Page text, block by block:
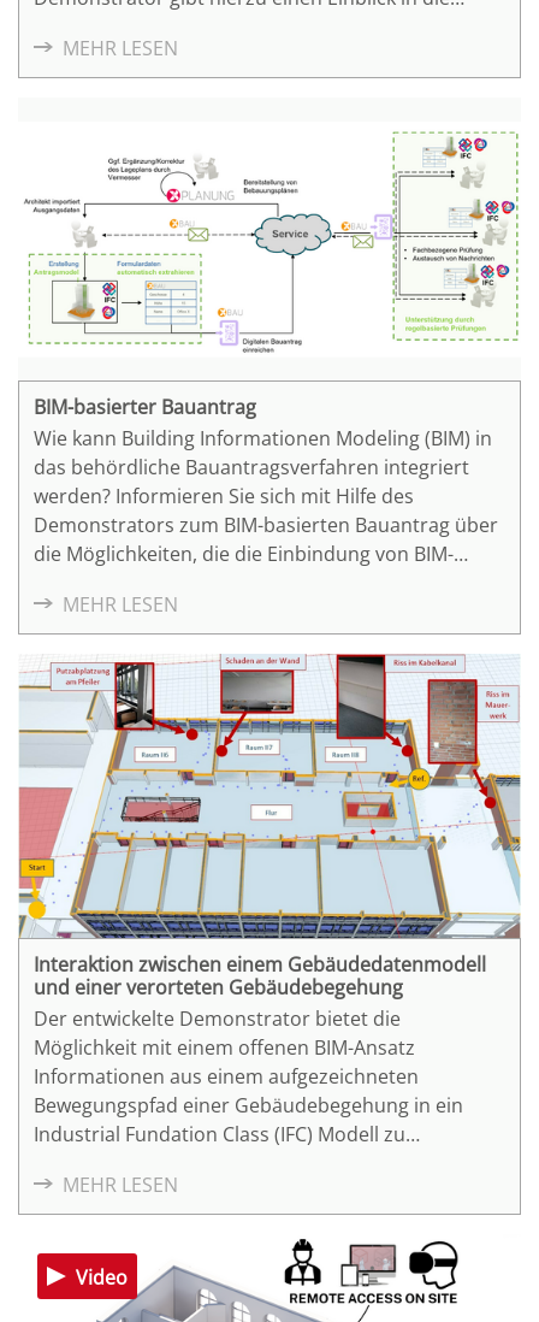
MEHR LESEN
BIM-basierter Bauantrag
Wie kann Building Informationen Modeling (BIM) in
das behördliche Bauantragsverfahren integriert
werden? Informieren Sie sich mit Hilfe des
Demonstrators zum BIM-basierten Bauantrag über
die Möglichkeiten, die die Einbindung von BIM-
entstehenden Anforderungen an die Modelle.
MEHR LESEN
Interaktion zwischen einem Gebäudedatenmodell
und einer verorteten Gebäudebegehung
Der entwickelte Demonstrator bietet die
Möglichkeit mit einem offenen BIM-Ansatz
Informationen aus einem aufgezeichneten
Bewegungspfad einer Gebäudebegehung in ein
Industrial Fundation Class (IFC) Modell zu
durch Robustheit und gleichzeitige Einfachheit mit
dem sich der Pfad ausrichten und überlagern lässt.
MEHR LESEN
Video